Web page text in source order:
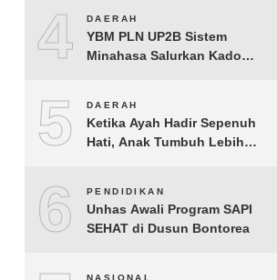
4 DAERAH
YBM PLN UP2B Sistem
Minahasa Salurkan Kado
Tomohon
5 DAERAH
Ketika Ayah Hadir Sepenuh
Hati, Anak Tumbuh Lebih
6 PENDIDIKAN
Unhas Awali Program SAPI
SEHAT di Dusun Bontorea
NASIONAL